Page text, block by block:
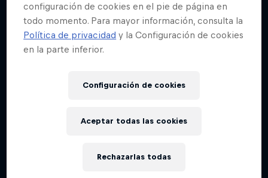
configuración de cookies en el pie de página en
todo momento. Para mayor información, consulta la
Política de privacidad y la Configuración de cookies
en la parte inferior.
Configuración de cookies
Rechazarlas todas
Aceptar todas las cookies